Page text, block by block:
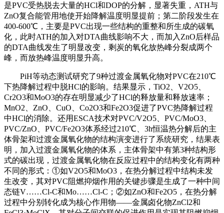
是PVC受热脱去大量的HCl和DOP的分解，显著失重，ATH与
ZnO复合能管用地使开始降解温度明显提前；第二阶段发生在
400-600℃，主要是PVC出现一些结构的重整和所生成的碳氧
化，此时ATH的加入对DTA曲线影响不大，而加入ZnO后样品
的DTA曲线发生了明显改变，剩炭的氧化放热峰分裂成两个
峰，而放热峰温度明显升高。
PiH等动态测试研究了9种过渡金属氧化物对PVC在210℃
下热降解过程中脱HCl的影响。结果显示，TiO2、V2O5、
Cr2O3和MoO3的存在明显减少了HCl的释放量和释放速率；
MnO2、ZnO、CuO、Co2O3和Fe2O3促进了PVC热降解过程
中HCl的消除。还用ESCA技术对PVC/V2O5、PVC/MoO3、
PVC/ZnO、PVC/Fe2O3体系经过210℃、3h恒温热分解后的主
体骨架和过渡金属氧化物的结构演变进行了系统研究，结果表
明，加入过渡金属氧化物的体系，主体骨架中有第3种结构形
式的碳出现，过渡金属氧化物在反应过程中的结构变化有两种
不同的形式：①如V2O5和MoO3，在热分解过程中结构未发
生改变，其对PVC阻燃抑烟作用的关键步骤是生成了一种中间
态链V……Cl-C和Mo……Cl-C；②如ZnO和Fe2O5，在热分解
过程中分别转化成为核心作用物——金属卤化物ZnCl2和